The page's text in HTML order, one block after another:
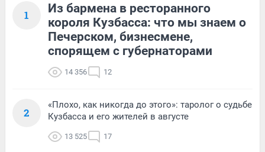
1
Из бармена в ресторанного
короля Кузбасса: что мы знаем о
Печерском, бизнесмене,
спорящем с губернаторами
14 356 12
2
«Плохо, как никогда до этого»: таролог о судьбе
Кузбасса и его жителей в августе
13 525 17